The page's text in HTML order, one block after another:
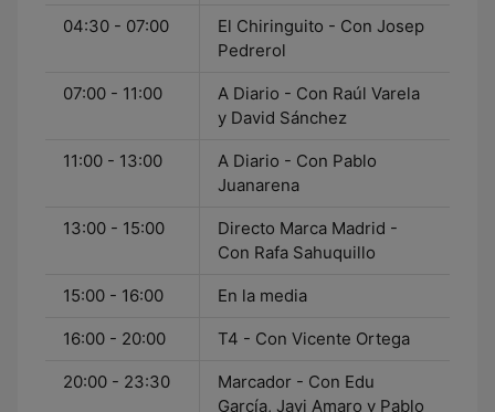
04:30 - 07:00
El Chiringuito - Con Josep
Pedrerol
07:00 - 11:00
A Diario - Con Raúl Varela
y David Sánchez
11:00 - 13:00
A Diario - Con Pablo
Juanarena
13:00 - 15:00
Directo Marca Madrid -
Con Rafa Sahuquillo
15:00 - 16:00 En la media
16:00 - 20:00 T4 - Con Vicente Ortega
20:00 - 23:30
Marcador - Con Edu
García, Javi Amaro y Pablo